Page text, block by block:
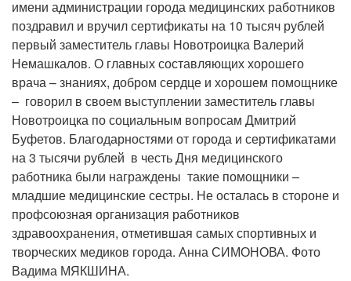
имени администрации города медицинских работников
поздравил и вручил сертификаты на 10 тысяч рублей
первый заместитель главы Новотроицка Валерий
Немашкалов. О главных составляющих хорошего
врача – знаниях, добром сердце и хорошем помощнике
– говорил в своем выступлении заместитель главы
Новотроицка по социальным вопросам Дмитрий
Буфетов. Благодарностями от города и сертификатами
на 3 тысячи рублей в честь Дня медицинского
работника были награждены такие помощники –
младшие медицинские сестры. Не осталась в стороне и
профсоюзная организация работников
здравоохранения, отметившая самых спортивных и
творческих медиков города. Анна СИМОНОВА. Фото
Вадима МЯКШИНА.